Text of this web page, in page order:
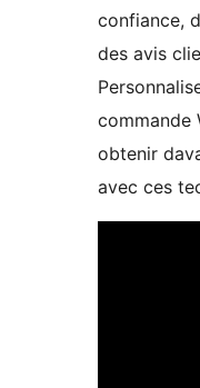
confiance,
des avis
commande
obtenir
avec ces